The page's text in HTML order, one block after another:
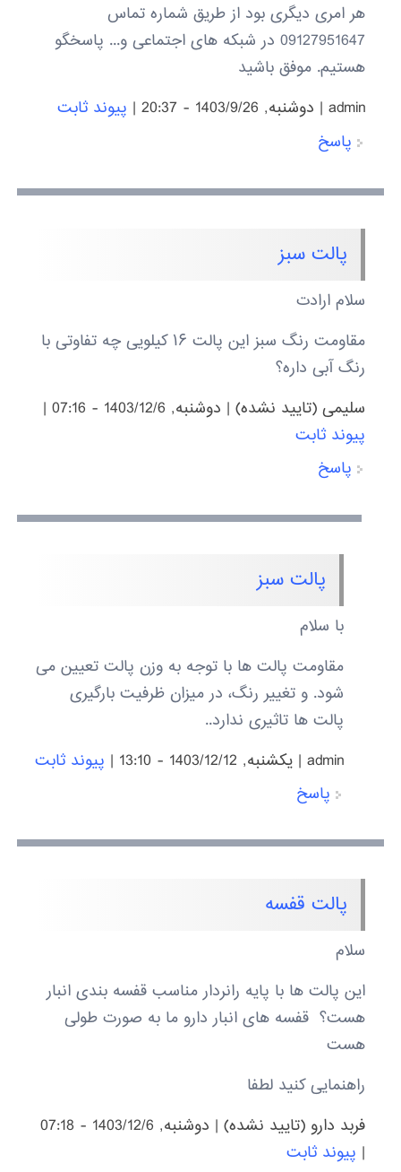
هر امری دیگری بود از طریق شماره تماس
09127951647 در شبکه های اجتماعی و... پاسخگو
هستیم. موفق باشید
admin
| دوشنبه, 1403/9/26 - 20:37 | پیوند ثابت
پاسخ
پالت سبز
سلام ارادت
مقاومت رنگ سبز این پالت ۱۶ کیلویی چه تفاوتی با
رنگ آبی داره؟
سلیمی (تایید نشده)| دوشنبه, 1403/12/6 - 07:16
|
پیوند ثابت
پاسخ
پالت سبز
با سلام
مقاومت پالت ها با توجه به وزن پالت تعیین می
شود. و تغییر رنگ، در میزان ظرفیت بارگیری
پالت ها تاثیری ندارد..
admin
| يكشنبه, 1403/12/12 - 13:10 | پیوند ثابت
پاسخ
پالت قفسه
سلام
این پالت ها با پایه رانردار مناسب قفسه بندی انبار
هست؟ قفسه های انبار دارو ما به صورت طولی
هست
راهنمایی کنید لطفا
فربد دارو (تایید نشده)| دوشنبه, 1403/12/6 - 07:18
| پیوند ثابت